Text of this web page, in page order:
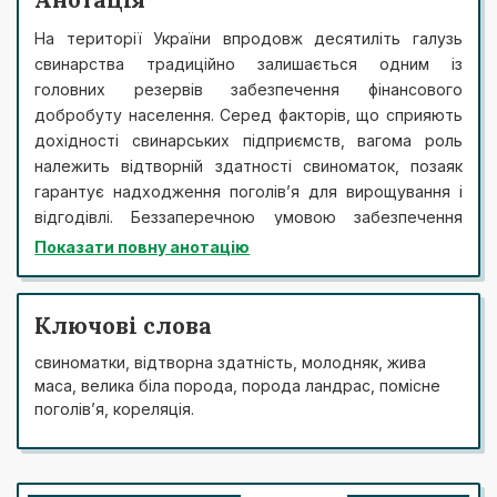
На території України впродовж десятиліть галузь
свинарства традиційно залишається одним із
головних резервів забезпечення фінансового
добробуту населення. Серед факторів, що сприяють
дохідності свинарських підприємств, вагома роль
належить відтворній здатності свиноматок, позаяк
гарантує надходження поголів’я для вирощування і
відгодівлі. Беззаперечною умовою забезпечення
ефективності виробництва продукції свинарства є
огляду на це, метою досліджень було вивчення
вищезазначених продуктивних ознак свиней, що
досліджень передувало формування трьох груп
свиноматок і молодняку, чисельністю 10 голів кожна,
що знаходилися в аналогічних господарських умовах.
Відповідно до схеми досліду передбачено три групи
Показати повну анотацію
Ключові слова
свиноматки, відтворна здатність, молодняк, жива
маса, велика біла порода, порода ландрас, помісне
поголів’я, кореляція.